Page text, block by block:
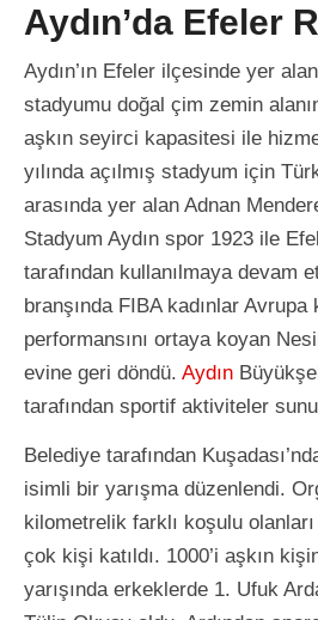
Aydın’da Efeler
Aydın’ın Efeler ilçesinde yer
stadyumu doğal çim zemin
aşkın seyirci kapasitesi ile
yılında açılmış stadyum için
arasında yer alan Adnan
Stadyum Aydın spor 1923 ile
tarafından kullanılmaya devam
branşında FIBA kadınlar Avrupa
performansını ortaya koyan
evine geri döndü.Aydın
tarafından sportif aktiviteler
Belediye tarafından
isimli bir yarışma düzenlendi.
kilometrelik farklı koşulu
çok kişi katıldı. 1000’i aşkın
yarışında erkeklerde 1. Ufuk